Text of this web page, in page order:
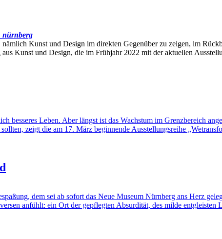
Kunst und Design im direkten Gegenüber zu zeigen, im
Kunst und Design, die im Frühjahr 2022 mit der aktuellen
Leben. Aber längst ist das Wachstum im Grenzbereich
zeigt die am 17. März beginnende Ausstellungsreihe
dem sei ab sofort das Neue Museum Nürnberg ans Herz
anfühlt: ein Ort der gepflegten Absurdität, des milde entgleisten